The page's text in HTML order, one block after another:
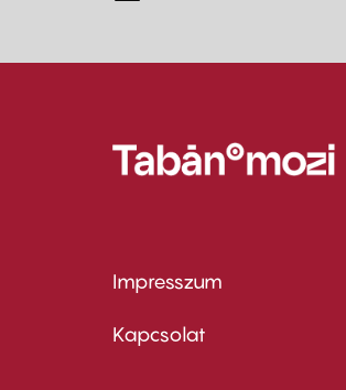
Footer
menu
Impresszum
Kapcsolat